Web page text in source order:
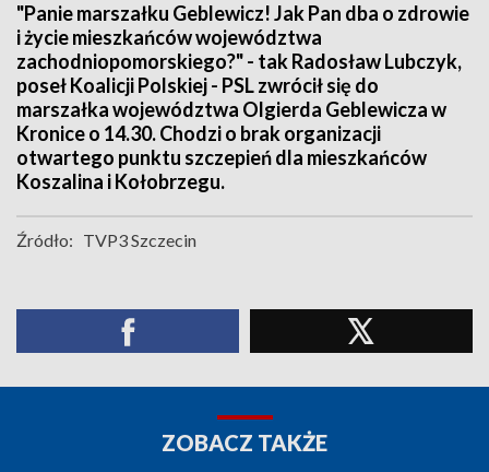
"Panie marszałku Geblewicz! Jak Pan dba o zdrowie
i życie mieszkańców województwa
zachodniopomorskiego?" - tak Radosław Lubczyk,
poseł Koalicji Polskiej - PSL zwrócił się do
marszałka województwa Olgierda Geblewicza w
Kronice o 14.30. Chodzi o brak organizacji
otwartego punktu szczepień dla mieszkańców
Koszalina i Kołobrzegu.
Źródło: TVP3 Szczecin
ZOBACZ TAKŻE